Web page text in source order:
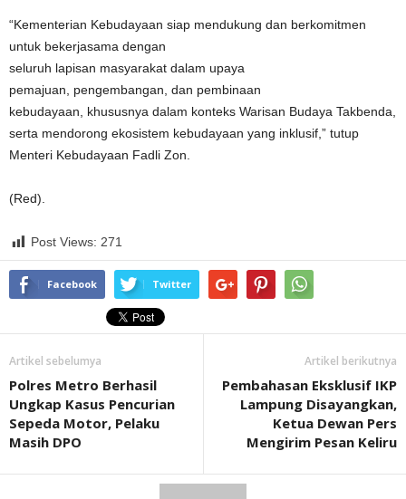
“Kementerian Kebudayaan siap mendukung dan berkomitmen
untuk bekerjasama dengan
seluruh lapisan masyarakat dalam upaya
pemajuan, pengembangan, dan pembinaan
kebudayaan, khususnya dalam konteks Warisan Budaya Takbenda,
serta mendorong ekosistem kebudayaan yang inklusif,” tutup
Menteri Kebudayaan Fadli Zon.
(Red).
Post Views: 271
Facebook Twitter
Artikel sebelumya
Polres Metro Berhasil
Ungkap Kasus Pencurian
Sepeda Motor, Pelaku
Masih DPO
Artikel berikutnya
Pembahasan Eksklusif IKP
Lampung Disayangkan,
Ketua Dewan Pers
Mengirim Pesan Keliru